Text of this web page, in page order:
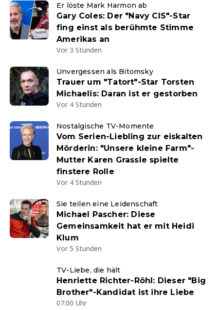
Er löste Mark Harmon ab
Gary Coles: Der "Navy CIS"-Star
fing einst als berühmte Stimme
Amerikas an
Vor 3 Stunden
Unvergessen als Bitomsky
Trauer um "Tatort"-Star Torsten
Michaelis: Daran ist er gestorben
Vor 4 Stunden
Nostalgische TV-Momente
Vom Serien-Liebling zur eiskalten
Mörderin: "Unsere kleine Farm"-
Mutter Karen Grassle spielte
finstere Rolle
Vor 4 Stunden
Sie teilen eine Leidenschaft
Michael Pascher: Diese
Gemeinsamkeit hat er mit Heidi
Klum
Vor 5 Stunden
TV-Liebe, die hält
Henriette Richter-Röhl: Dieser "Big
Brother"-Kandidat ist ihre Liebe
07:00 Uhr